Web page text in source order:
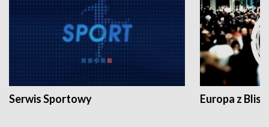
Serwis Sportowy Europa z